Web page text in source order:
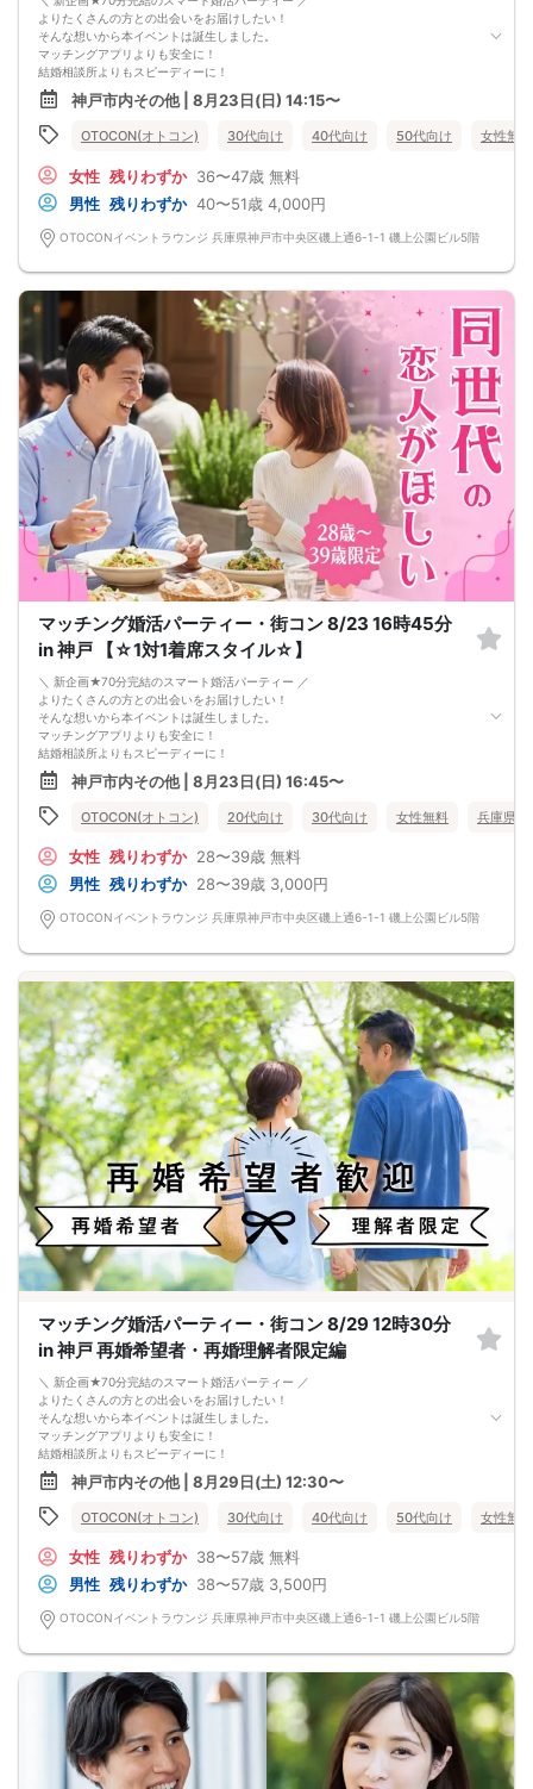
よりたくさんの方との出会いをお届けしたい！
そんな想いから本イベントは誕生しました。
マッチングアプリよりも安全に！
結婚相談所よりもスピーディーに！
さらに、今までのパーティーよりもリーズナブルに！
この機会にぜひ、ご参加くださいませ♪
-------------------------------------------------------
婚活パーティーの流れ
15分前から受付です。
↓
・プロフィールカード記入
婚活に特化した、OTOCON（オトコン）オリジナルの内容です。
↓
・1対1の自己紹介タイム(約6～12分)
プロフィールカードを使用してお話ください。
気になる方にはアプローチカードを利用して連絡先を渡してみましょう！
※トークタイムは1回のみです。
↓
・第一印象カード回収・返却
※お話しやすかった方のチェックはトークタイム中にお願い致します。
↓
・リクエストカード記入
カップルを決める、最終投票カードです。
第一希望～第三希望までご記入頂けます。
↓
・カップリング
カップルになられた方は、パーティー終了後
お二人でのお時間をお過ごしくださいませ。
※本イベントの最少催行人数は男女各3名です。
※参加人数や会場の都合により、やむを得ず開催中止と判断する場合がございま
その際は開始時刻の3時間前後にご連絡致します。
-------------------------------------------------------
当日の持ち物
・ご本人様確認書類（運転免許証・保険証など生年月日の記載がある公的な証明
書）を忘れずご持参ください。
※その他、各イベントの内容・注意事項の記載をご確認ください。
※クレジットカードなどはご本人様確認書類になりませんのでご注意ください。
・お飲み物
※アルコール飲料はお控えください。
-------------------------------------------------------
婚活パーティー 街コン お見合いパーティー
-------------------------------------------------------
神戸市内その他 | 8月23日(日) 14:15〜
OTOCON(オトコン) 30代向け 40代向け 50代向け 女性無料
女性 残りわずか 36〜47歳 無料
男性 残りわずか 40〜51歳 4,000円
OTOCONイベントラウンジ 兵庫県神戸市中央区磯上通6-1-1 磯上公園ビル5階
マッチング婚活パーティー・街コン 8/23 16時45分
in 神戸 【☆1対1着席スタイル☆】
＼ 新企画★70分完結のスマート婚活パーティー ／
よりたくさんの方との出会いをお届けしたい！
そんな想いから本イベントは誕生しました。
マッチングアプリよりも安全に！
結婚相談所よりもスピーディーに！
さらに、今までのパーティーよりもリーズナブルに！
この機会にぜひ、ご参加くださいませ♪
-------------------------------------------------------
婚活パーティーの流れ
15分前から受付です。
↓
・プロフィールカード記入
婚活に特化した、OTOCON（オトコン）オリジナルの内容です。
↓
・1対1の自己紹介タイム(約6～12分)
プロフィールカードを使用してお話ください。
気になる方にはアプローチカードを利用して連絡先を渡してみましょう！
※トークタイムは1回のみです。
↓
・第一印象カード回収・返却
※お話しやすかった方のチェックはトークタイム中にお願い致します。
↓
・リクエストカード記入
カップルを決める、最終投票カードです。
第一希望～第三希望までご記入頂けます。
↓
・カップリング
カップルになられた方は、パーティー終了後
お二人でのお時間をお過ごしくださいませ。
※本イベントの最少催行人数は男女各3名です。
※参加人数や会場の都合により、やむを得ず開催中止と判断する場合がございま
す。
-------------------------------------------------------
当日の持ち物
・ご本人様確認書類（運転免許証・保険証など生年月日の記載がある公的な証明
書）を忘れずご持参ください。
※その他、各イベントの内容・注意事項の記載をご確認ください。
※クレジットカードなどはご本人様確認書類になりませんのでご注意ください。
・お飲み物
※アルコール飲料はお控えください。
婚活パーティー 街コン お見合いパーティー
神戸市内その他 | 8月23日(日) 16:45〜
OTOCON(オトコン) 20代向け 30代向け 女性無料 兵庫県
女性 残りわずか 28〜39歳 無料
男性 残りわずか 28〜39歳 3,000円
OTOCONイベントラウンジ 兵庫県神戸市中央区磯上通6-1-1 磯上公園ビル5階
マッチング婚活パーティー・街コン 8/29 12時30分
in 神戸 再婚希望者・再婚理解者限定編
＼ 新企画★70分完結のスマート婚活パーティー ／
よりたくさんの方との出会いをお届けしたい！
そんな想いから本イベントは誕生しました。
マッチングアプリよりも安全に！
結婚相談所よりもスピーディーに！
さらに、今までのパーティーよりもリーズナブルに！
この機会にぜひ、ご参加くださいませ♪
-------------------------------------------------------
婚活パーティーの流れ
15分前から受付です。
↓
・プロフィールカード記入
婚活に特化した、OTOCON（オトコン）オリジナルの内容です。
↓
・1対1の自己紹介タイム(約6～12分)
プロフィールカードを使用してお話ください。
気になる方にはアプローチカードを利用して連絡先を渡してみましょう！
※トークタイムは1回のみです。
・第一印象カード回収・返却
神戸市内その他 | 8月29日(土) 12:30〜
OTOCON(オトコン) 30代向け 40代向け 50代向け 女性無料
女性 残りわずか 38〜57歳 無料
男性 残りわずか 38〜57歳 3,500円
OTOCONイベントラウンジ 兵庫県神戸市中央区磯上通6-1-1 磯上公園ビル5階